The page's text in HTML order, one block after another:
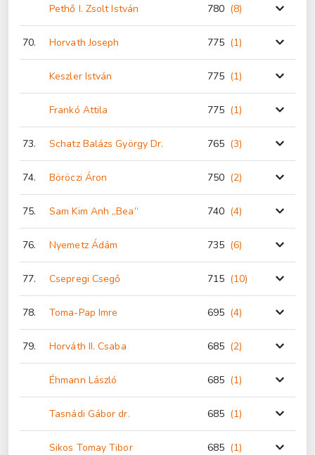
Pethő I. Zsolt István 780 (8)
70. Horvath Joseph 775 (1)
Keszler István 775 (1)
Frankó Attila 775 (1)
73. Schatz Balázs György Dr. 765 (3)
74. Böröczi Áron 750 (2)
75. Sam Kim Anh „Bea” 740 (4)
76. Nyemetz Ádám 735 (6)
77. Csepregi Csegő 715 (10)
78. Toma-Pap Imre 695 (4)
79. Horváth II. Csaba 685 (2)
Éhmann László 685 (1)
Tasnádi Gábor dr. 685 (1)
Sikos Tomay Tibor 685 (1)